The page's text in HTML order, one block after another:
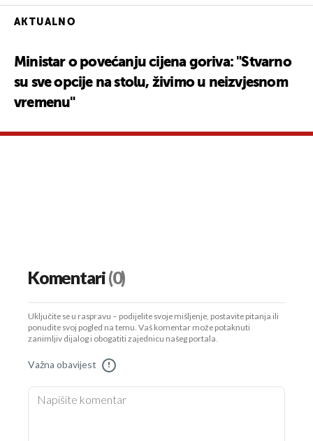
AKTUALNO
Ministar o povećanju cijena goriva: "Stvarno
su sve opcije na stolu, živimo u neizvjesnom
vremenu"
Komentari(0)
Uključite se u raspravu – podijelite svoje mišljenje, postavite pitanja ili
ponudite svoj pogled na temu. Vaš komentar može potaknuti
zanimljiv dijalog i obogatiti zajednicu našeg portala.
Važna obavijest !